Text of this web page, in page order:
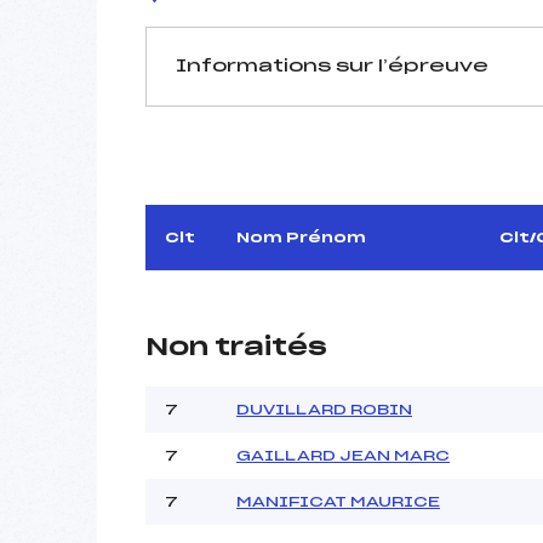
Informations sur l’épreuve
D.T Adjoint :
Dir. Epreuve :
Coefficient :
Style :
Clt Nom Prénom Clt/
Non traités
7 DUVILLARD ROBIN
7 GAILLARD JEAN MARC
7 MANIFICAT MAURICE